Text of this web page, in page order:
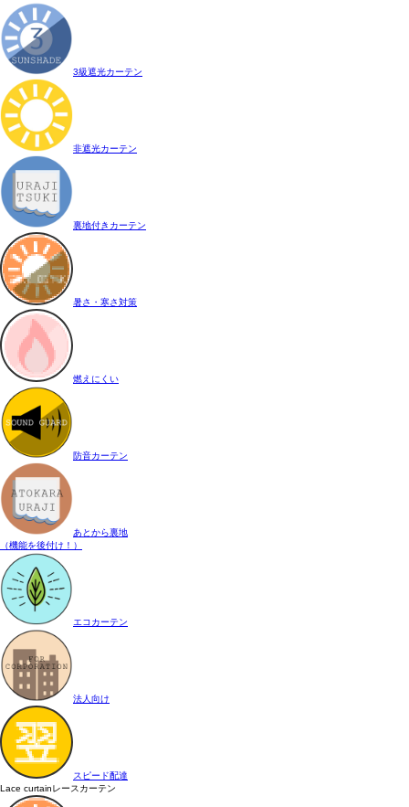
3級遮光カーテン
非遮光カーテン
裏地付きカーテン
暑さ・寒さ対策
燃えにくい
防音カーテン
あとから裏地
（機能を後付け！）
エコカーテン
法人向け
スピード配達
Lace curtainレースカーテン